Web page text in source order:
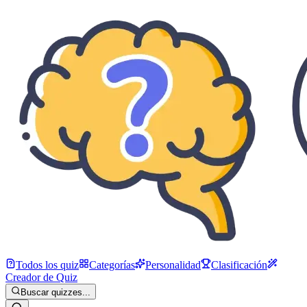
Todos los quiz Categorías Personalidad
Clasificación
Creador de Quiz
Buscar quizzes...